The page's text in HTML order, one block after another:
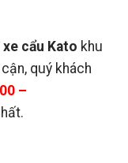
xe cẩu Kato khu
quý khách
–